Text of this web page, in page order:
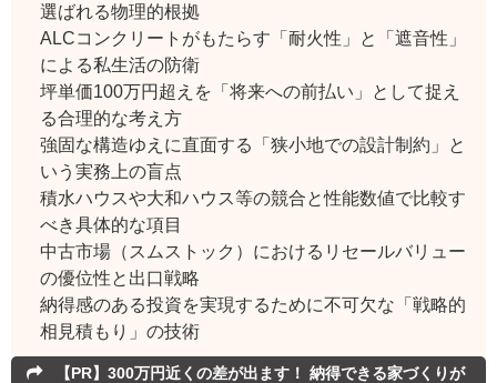
選ばれる物理的根拠
ALCコンクリートがもたらす「耐火性」と「遮音性」
による私生活の防衛
坪単価100万円超えを「将来への前払い」として捉え
る合理的な考え方
強固な構造ゆえに直面する「狭小地での設計制約」と
いう実務上の盲点
積水ハウスや大和ハウス等の競合と性能数値で比較す
べき具体的な項目
中古市場（スムストック）におけるリセールバリュー
の優位性と出口戦略
納得感のある投資を実現するために不可欠な「戦略的
相見積もり」の技術
【PR】300万円近くの差が出ます！ 納得できる家づくりが